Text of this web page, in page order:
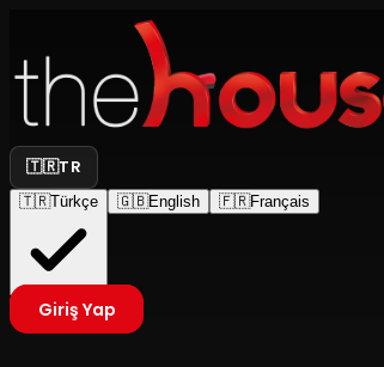
🇹🇷TR
🇹🇷Türkçe 🇬🇧English 🇫🇷Français
Giriş Yap